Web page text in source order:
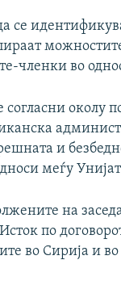
Auto 240p
се
членки во
околу
и
меѓу
на
по
во Сирија и